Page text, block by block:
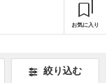
お気に入り
絞り込む